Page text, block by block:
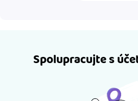
Spolupracujte s